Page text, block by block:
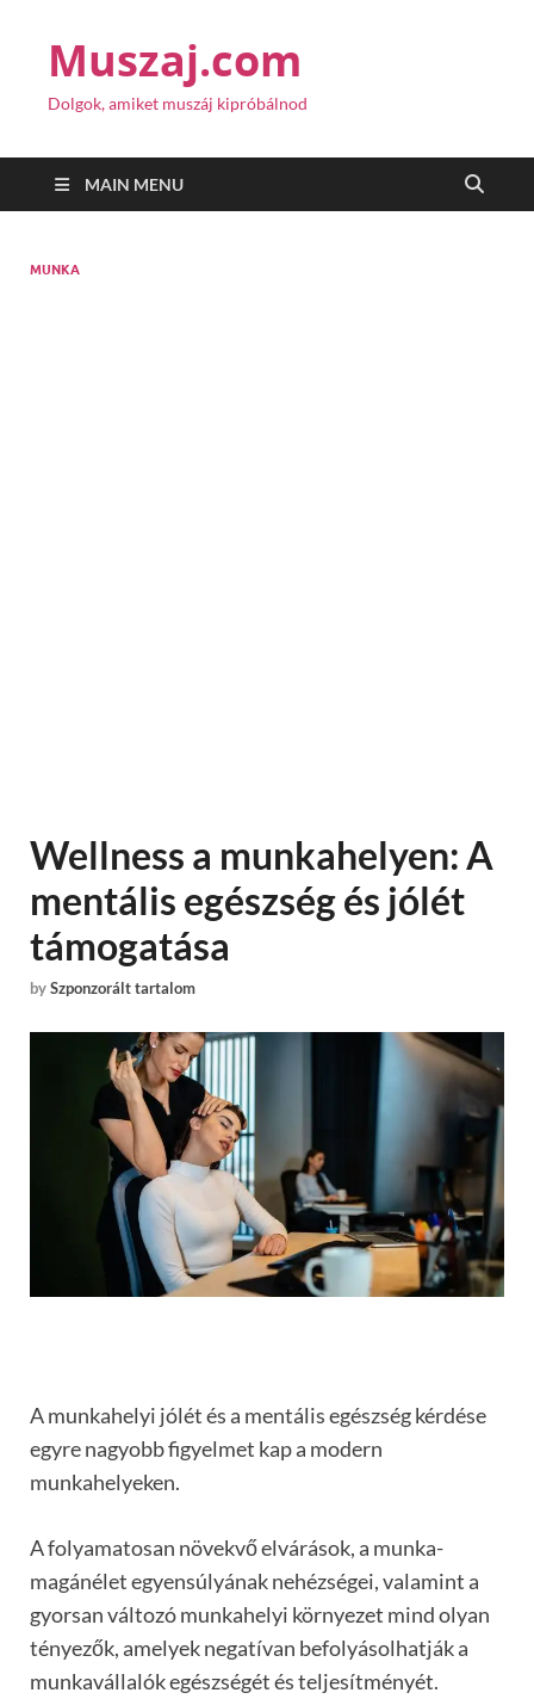
Muszaj.com
Dolgok, amiket muszáj kipróbálnod
MAIN MENU
MUNKA
Wellness a munkahelyen: A
mentális egészség és jólét
támogatása
bySzponzorált tartalom
A munkahelyi jólét és a mentális egészség kérdése
egyre nagyobb figyelmet kap a modern
munkahelyeken.
A folyamatosan növekvő elvárások, a munka-
magánélet egyensúlyának nehézségei, valamint a
gyorsan változó munkahelyi környezet mind olyan
tényezők, amelyek negatívan befolyásolhatják a
munkavállalók egészségét és teljesítményét.